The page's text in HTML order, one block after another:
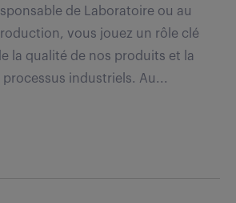
de Laboratoire ou au
vous jouez un rôle clé
la qualité de nos produits et la
industriels. Au...